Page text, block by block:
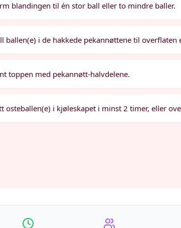
blandingen til én stor ball eller to mindre baller.
ballen(e) i de hakkede pekannøttene til overflaten
toppen med pekannøtt-halvdelene.
osteballen(e) i kjøleskapet i minst 2 timer, eller